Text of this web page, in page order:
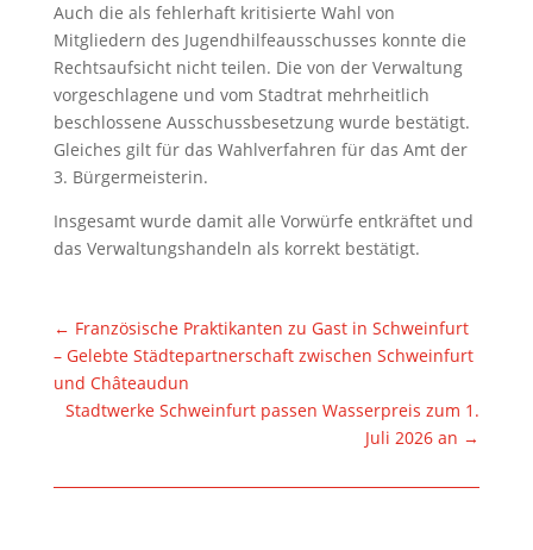
Auch die als fehlerhaft kritisierte Wahl von
Mitgliedern des Jugendhilfeausschusses konnte die
Rechtsaufsicht nicht teilen. Die von der Verwaltung
vorgeschlagene und vom Stadtrat mehrheitlich
beschlossene Ausschussbesetzung wurde bestätigt.
Gleiches gilt für das Wahlverfahren für das Amt der
3. Bürgermeisterin.
Insgesamt wurde damit alle Vorwürfe entkräftet und
das Verwaltungshandeln als korrekt bestätigt.
← Französische Praktikanten zu Gast in Schweinfurt
– Gelebte Städtepartnerschaft zwischen Schweinfurt
und Châteaudun
Stadtwerke Schweinfurt passen Wasserpreis zum 1.
Juli 2026 an →